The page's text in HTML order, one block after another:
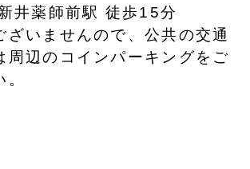
井薬師前駅 徒歩15分
いませんので、公共の交通
周辺のコインパーキングをご